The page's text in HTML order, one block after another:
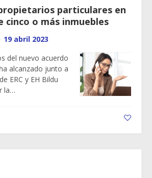
particulares en
cinco o más inmuebles
19 abril 2023
del nuevo acuerdo
alcanzado junto a
ERC y EH Bildu
la…